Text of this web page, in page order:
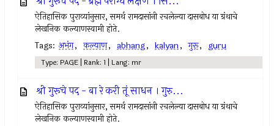
ऐतिहासिक पुराव्यांनुसार, समर्थ रामदासांनी रचलेल्या दासबोध या ग्रंथाचे
लेखनिक कल्याणस्वामी होते.
Tags: अभंग, कल्याण, abhang, kalyan, गुरू, guru
Type: PAGE | Rank: 1 | Lang: mr
श्री गुरूचे पद - बा रे करी तूं साधन । गुरु...
ऐतिहासिक पुराव्यांनुसार, समर्थ रामदासांनी रचलेल्या दासबोध या ग्रंथाचे
लेखनिक कल्याणस्वामी होते.